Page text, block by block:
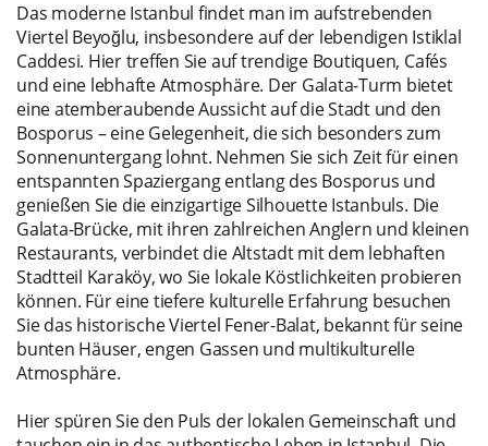
Das moderne Istanbul findet man im aufstrebenden
Viertel Beyoğlu, insbesondere auf der lebendigen Istiklal
Caddesi. Hier treffen Sie auf trendige Boutiquen, Cafés
und eine lebhafte Atmosphäre. Der Galata-Turm bietet
eine atemberaubende Aussicht auf die Stadt und den
Bosporus – eine Gelegenheit, die sich besonders zum
Sonnenuntergang lohnt. Nehmen Sie sich Zeit für einen
entspannten Spaziergang entlang des Bosporus und
genießen Sie die einzigartige Silhouette Istanbuls. Die
Galata-Brücke, mit ihren zahlreichen Anglern und kleinen
Restaurants, verbindet die Altstadt mit dem lebhaften
Stadtteil Karaköy, wo Sie lokale Köstlichkeiten probieren
können. Für eine tiefere kulturelle Erfahrung besuchen
Sie das historische Viertel Fener-Balat, bekannt für seine
bunten Häuser, engen Gassen und multikulturelle
Atmosphäre.
Hier spüren Sie den Puls der lokalen Gemeinschaft und